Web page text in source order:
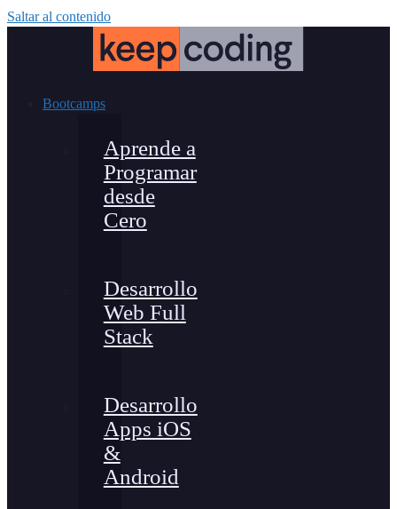
Saltar al contenido
Bootcamps
Aprende a
Programar
desde
Cero
Desarrollo
Web Full
Stack
Desarrollo
Apps iOS
&
Android